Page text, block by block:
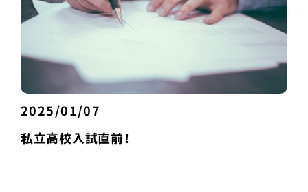
2025/01/07
私立高校入試直前！